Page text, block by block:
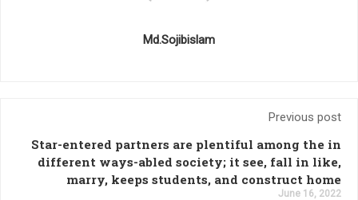
Md.Sojibislam
Previous post
Star-entered partners are plentiful among the in
different ways-abled society; it see, fall in like,
marry, keeps students, and construct home
June 16, 2022